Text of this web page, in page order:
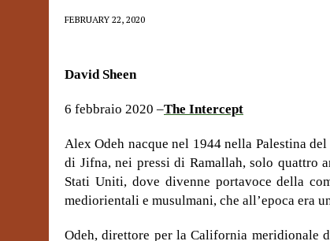
FEBRUARY 22, 2020
David Sheen
6 febbraio 2020 –The Intercept
Alex Odeh nacque nel 1944 nella Palestina
di Jifna, nei pressi di Ramallah, solo quattro
Stati Uniti, dove divenne portavoce della
mediorientali e musulmani, che all’epoca era
Odeh, direttore per la California meridionale